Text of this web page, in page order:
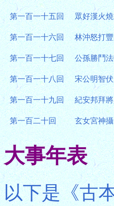
第一百一十五回 眾好漢火
第一百一十六回 林沖怒打
第一百一十七回 公孫勝鬥
第一百一十八回 宋公明智
第一百一十九回 紀安邦拜
第一百二十回 玄女宮神
大事年表
以下是《古